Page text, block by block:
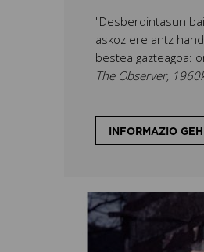
"Desberdintasun
askoz ere antz
bestea gazteagoa:
The Observer,
INFORMAZIO